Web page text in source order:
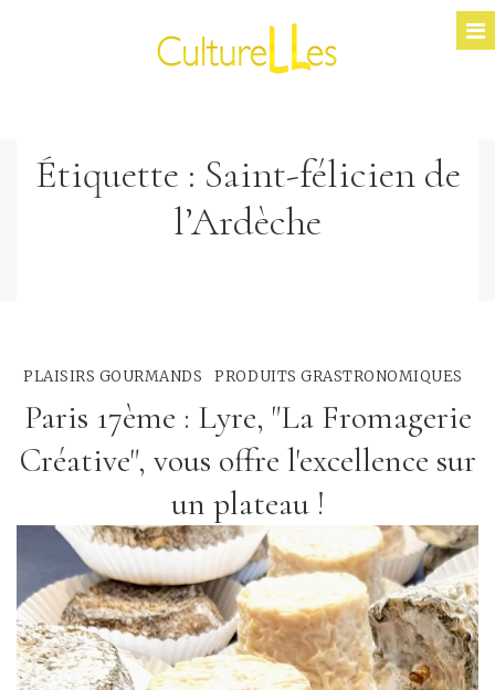
Étiquette : Saint-félicien de
l’Ardèche
PLAISIRS GOURMANDS PRODUITS GRASTRONOMIQUES
Paris 17ème : Lyre, "La Fromagerie
Créative", vous offre l'excellence sur
un plateau !